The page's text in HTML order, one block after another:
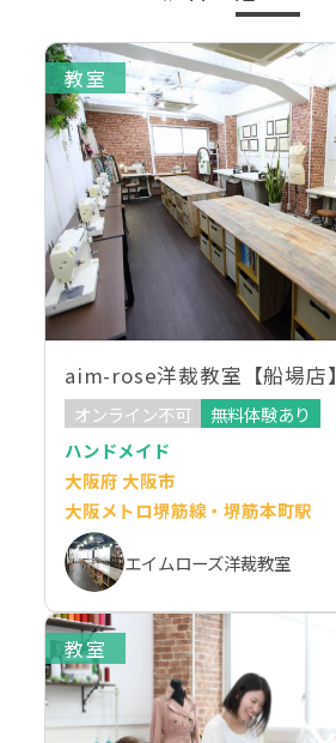
教室
aim-rose洋裁教室【船場店】
オンライン不可
無料体験あり
ハンドメイド
大阪府 大阪市
大阪メトロ堺筋線・堺筋本町駅
エイムローズ洋裁教室
教室